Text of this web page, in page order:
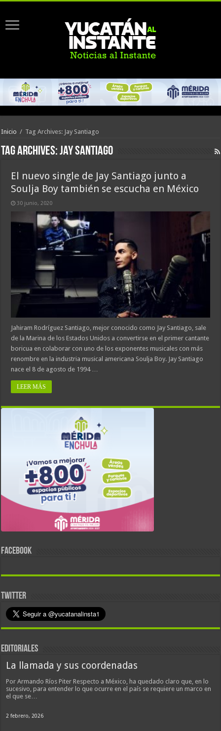
Inicio / Tag Archives: Jay Santiago
Tag Archives:Jay Santiago
El nuevo single de Jay Santiago junto a
Soulja Boy también se escucha en México
30 junio, 2020
Jahiram Rodríguez Santiago, mejor conocido como Jay Santiago, sale
de la Marina de los Estados Unidos a convertirse en el primer cantante
boricua en colaborar con uno de los exponentes musicales con más
renombre en la industria musical americana Soulja Boy. Jay Santiago
nace el 8 de agosto de 1994 …
LEER MÁS
FACEBOOK
TWITTER
EDITORIALES
La llamada y sus coordenadas
Por Armando Ríos Piter Respecto a México, ha quedado claro que, en lo
sucesivo, para entender lo que ocurre en el país se requiere un marco en
el que se…
2 febrero, 2026